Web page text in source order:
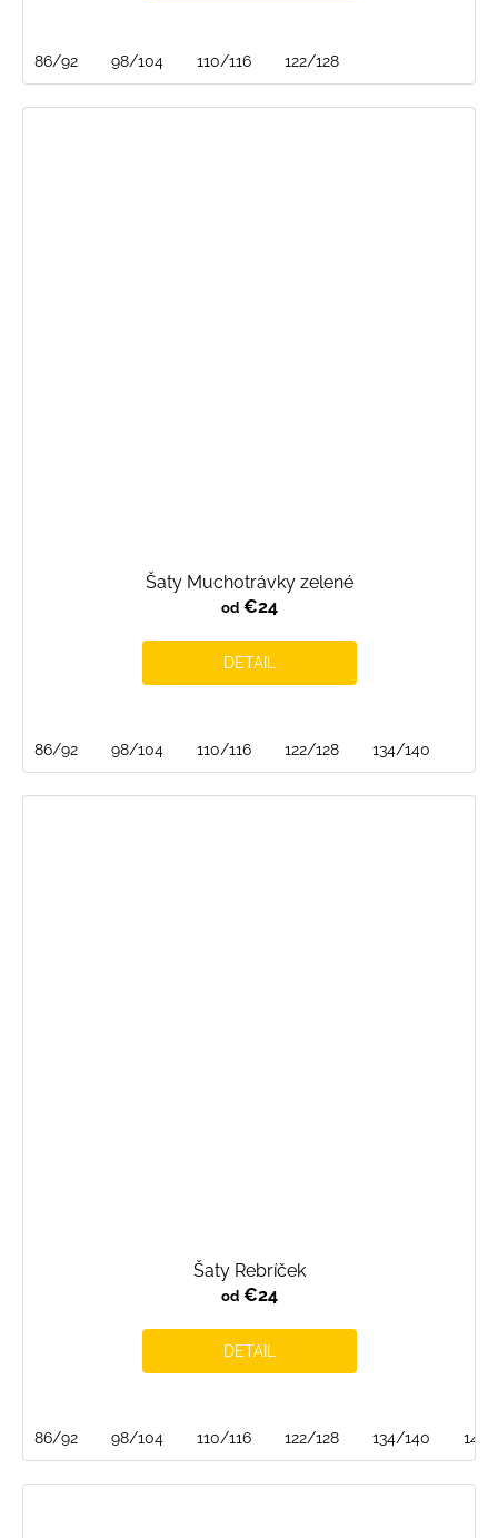
86/92 98/104 110/116 122/128
Šaty Muchotrávky zelené
od€24
DETAIL
86/92 98/104 110/116 122/128 134/140
Šaty Rebríček
od€24
DETAIL
86/92 98/104 110/116 122/128 134/140 146/